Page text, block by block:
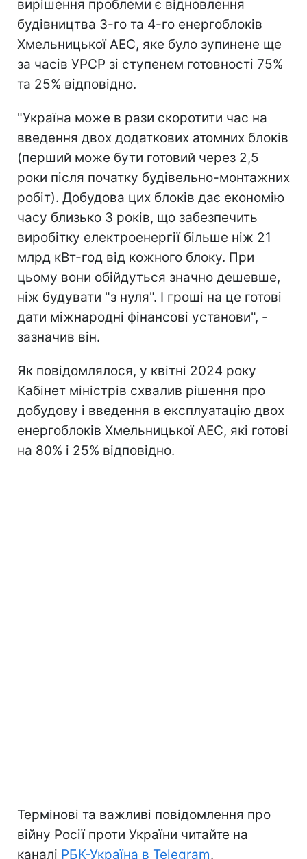
вирішення проблеми є відновлення
будівництва 3-го та 4-го енергоблоків
Хмельницької АЕС, яке було зупинене ще
за часів УРСР зі ступенем готовності 75%
та 25% відповідно.
"Україна може в рази скоротити час на
введення двох додаткових атомних блоків
(перший може бути готовий через 2,5
роки після початку будівельно-монтажних
робіт). Добудова цих блоків дає економію
часу близько 3 років, що забезпечить
виробітку електроенергії більше ніж 21
млрд кВт-год від кожного блоку. При
цьому вони обійдуться значно дешевше,
ніж будувати "з нуля". І гроші на це готові
дати міжнародні фінансові установи", -
зазначив він.
Як повідомлялося, у квітні 2024 року
Кабінет міністрів схвалив рішення про
добудову і введення в експлуатацію двох
енергоблоків Хмельницької АЕС, які готові
на 80% і 25% відповідно.
Термінові та важливі повідомлення про
війну Росії проти України читайте на
каналі РБК-Україна в Telegram.